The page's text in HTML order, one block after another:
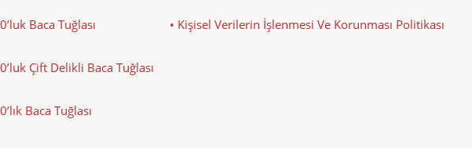
Baca Tuğlası
Çift Delikli Baca Tuğlası
Baca Tuğlası
• Kişisel Verilerin İşlenmesi Ve Korunması Politikası